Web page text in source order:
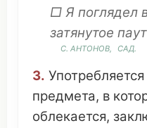
□ Я поглядел
затянутое
С. АНТОНОВ, САД.
3. Употребляется
предмета, в
облекается,